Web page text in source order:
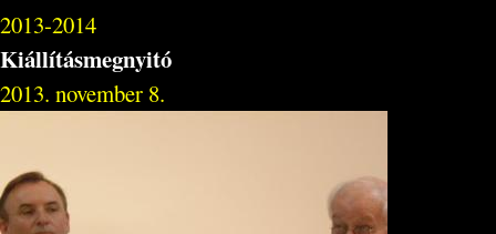
2013-2014
Kiállításmegnyitó
2013. november 8.